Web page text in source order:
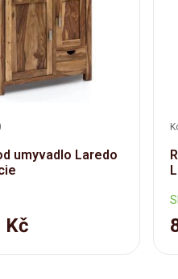
umyvadlo Laredo
Kč